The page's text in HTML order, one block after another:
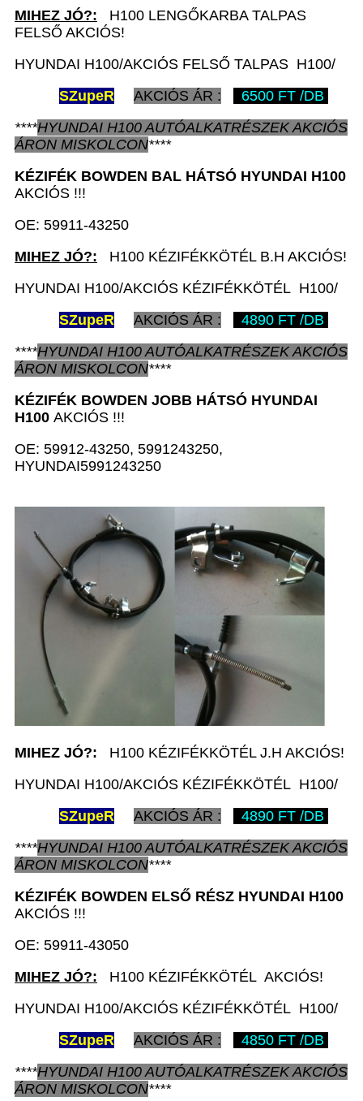
MIHEZ JÓ?: H100 LENGŐKARBA TALPAS
FELSŐ AKCIÓS!
HYUNDAI H100/AKCIÓS FELSŐ TALPAS H100/
SZupeR AKCIÓS ÁR :
6500 FT /DB
****HYUNDAI H100AUTÓALKATRÉSZEKAKCIÓS
ÁRON MISKOLCON****
KÉZIFÉK BOWDEN BAL HÁTSÓ HYUNDAI H100
AKCIÓS !!!
OE: 59911-43250
MIHEZ JÓ?: H100 KÉZIFÉKKÖTÉL B.H AKCIÓS!
HYUNDAI H100/AKCIÓS KÉZIFÉKKÖTÉL H100/
SZupeR AKCIÓS ÁR :
4890 FT /DB
****HYUNDAI H100AUTÓALKATRÉSZEKAKCIÓS
ÁRON MISKOLCON****
KÉZIFÉK BOWDEN JOBB HÁTSÓ HYUNDAI
H100 AKCIÓS !!!
OE: 59912-43250, 5991243250,
HYUNDAI5991243250
MIHEZ JÓ?: H100 KÉZIFÉKKÖTÉL J.H AKCIÓS!
HYUNDAI H100/AKCIÓS KÉZIFÉKKÖTÉL H100/
SZupeR AKCIÓS ÁR :
4890 FT /DB
****HYUNDAI H100 AUTÓALKATRÉSZEK AKCIÓS
ÁRON MISKOLCON****
KÉZIFÉK BOWDEN ELSŐ RÉSZ HYUNDAI H100
AKCIÓS !!!
OE: 59911-43050
MIHEZ JÓ?: H100 KÉZIFÉKKÖTÉL AKCIÓS!
HYUNDAI H100/AKCIÓS KÉZIFÉKKÖTÉL H100/
SZupeR AKCIÓS ÁR :
4850 FT /DB
****HYUNDAI H100 AUTÓALKATRÉSZEK AKCIÓS
ÁRON MISKOLCON****